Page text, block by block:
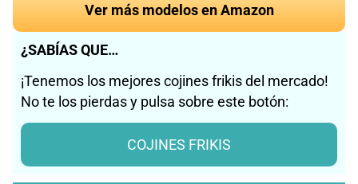
Ver más modelos en Amazon
¿SABÍAS QUE…
¡Tenemos los mejores cojines frikis del mercado!
No te los pierdas y pulsa sobre este botón:
COJINES FRIKIS